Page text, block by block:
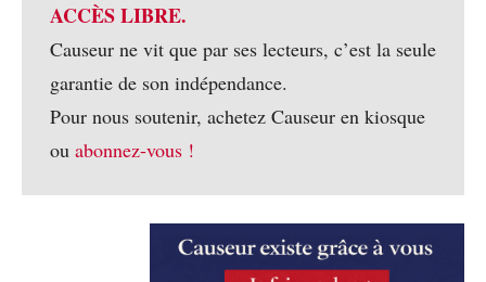
ACCÈS LIBRE.
Causeur ne vit que par ses lecteurs, c’est la seule
garantie de son indépendance.
Pour nous soutenir, achetez Causeur en kiosque
ou abonnez-vous !